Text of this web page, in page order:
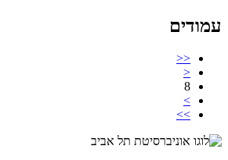
עמודים
<<
<
8
>
>>